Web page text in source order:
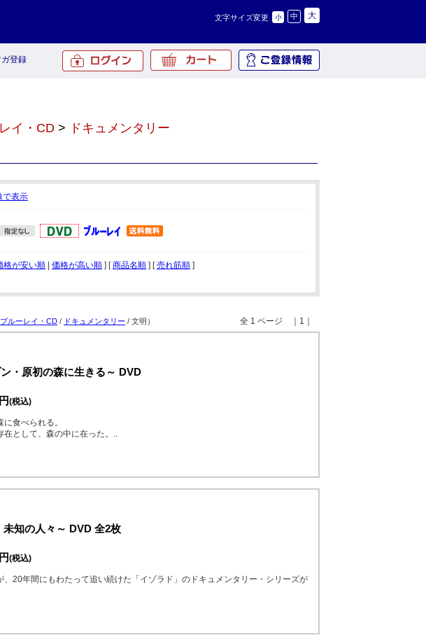
文字サイズ変更 小 中 大
ガ登録
イ・CD > ドキュメンタリー
で表示
格が安い順 価格が高い順 ] [商品名順 ] [売れ筋順 ]
全 1 ページ ｜1｜
ルーレイ・CD / ドキュメンタリー / 文明）
・原初の森に生きる～ DVD
(税込)
食べられる。
在として、森の中に在った。..
知の人々～ DVD 全2枚
(税込)
、20年間にもわたって追い続けた「イゾラド」のドキュメンタリー・シリーズが